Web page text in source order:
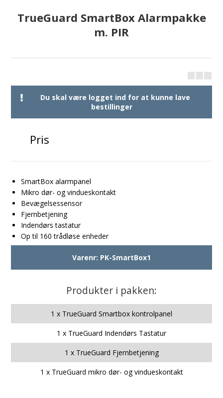
TrueGuard SmartBox Alarmpakke
m. PIR
Du skal være logget ind for at kunne lave
bestillinger
Pris
SmartBox alarmpanel
Mikro dør- og vindueskontakt
Bevægelsessensor
Fjernbetjening
Indendørs tastatur
Op til 160 trådløse enheder
Varenr: PK-SmartBox1
Produkter i pakken:
1 x TrueGuard Smartbox kontrolpanel
1 x TrueGuard Indendørs Tastatur
1 x TrueGuard Fjernbetjening
1 x TrueGuard mikro dør- og vindueskontakt